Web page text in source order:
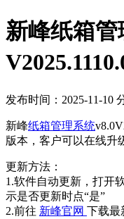
新峰纸箱管
发布时间：2025-11-10
新峰纸箱管理系统
版本，客户可以在线升
更新方法：
1.软件自动更新，打开
示是否更新时点“是”
2.前往 新峰官网 下载最